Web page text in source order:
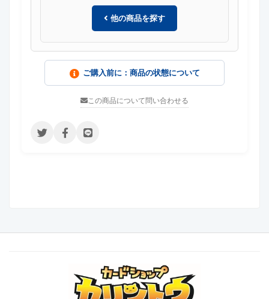
他の商品を探す
ご購入前に：商品の状態について
この商品について問い合わせる